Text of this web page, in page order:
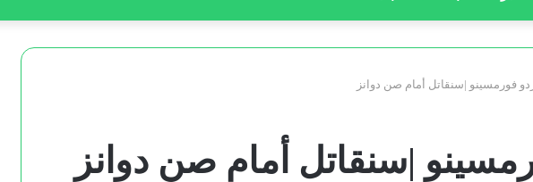
فورمسينو |سنقاتل أمام صن دوانز
|سنقاتل أمام صن دوانز